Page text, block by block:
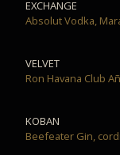
EXCHANGE
Absolut Vodka,
VELVET
Ron Havana Club
KOBAN
Beefeater Gin,